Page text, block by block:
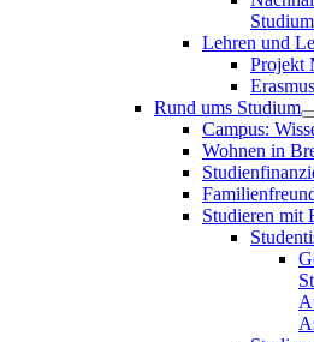
Lehren und
Projekt
Rund ums Studium
Campus:
Wohnen in
Studieren mit